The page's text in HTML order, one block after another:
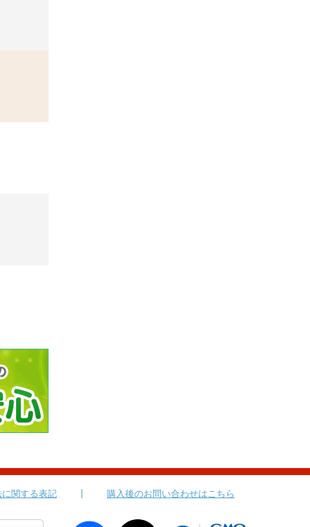
関する表記 購入後のお問い合わせはこちら